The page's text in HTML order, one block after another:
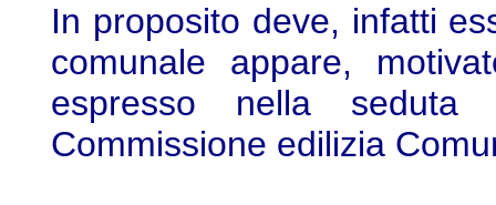
In proposito deve, infatti
comunale appare,
espresso nella
Commissione edilizia